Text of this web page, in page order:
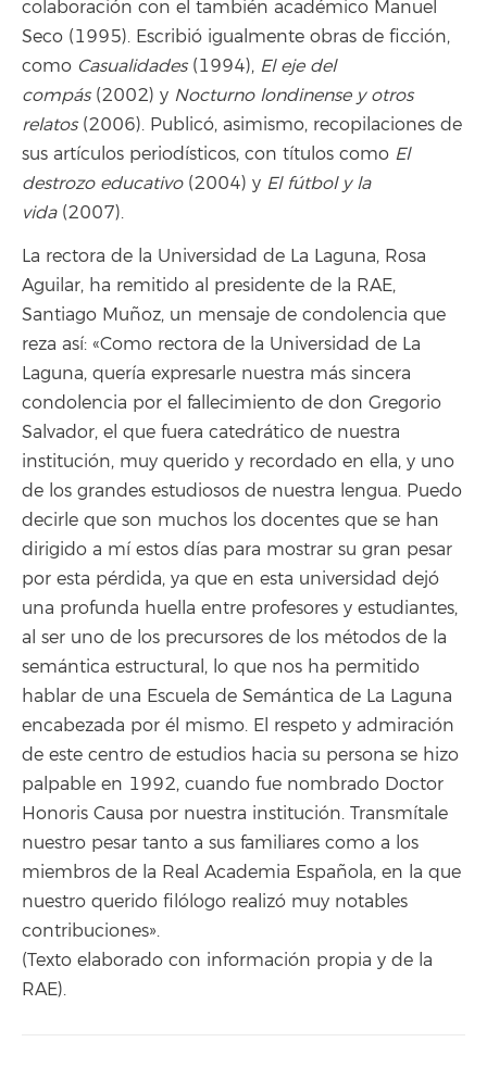
colaboración con el también académico Manuel
Seco (1995). Escribió igualmente obras de ficción,
como Casualidades(1994), El eje del
compás(2002) y Nocturno londinense y otros
relatos (2006). Publicó, asimismo, recopilaciones de
sus artículos periodísticos, con títulos como El
destrozo educativo(2004) y El fútbol y la
vida (2007).
La rectora de la Universidad de La Laguna, Rosa
Aguilar, ha remitido al presidente de la RAE,
Santiago Muñoz, un mensaje de condolencia que
reza así: «Como rectora de la Universidad de La
Laguna, quería expresarle nuestra más sincera
condolencia por el fallecimiento de don Gregorio
Salvador, el que fuera catedrático de nuestra
institución, muy querido y recordado en ella, y uno
de los grandes estudiosos de nuestra lengua. Puedo
decirle que son muchos los docentes que se han
dirigido a mí estos días para mostrar su gran pesar
por esta pérdida, ya que en esta universidad dejó
una profunda huella entre profesores y estudiantes,
al ser uno de los precursores de los métodos de la
semántica estructural, lo que nos ha permitido
hablar de una Escuela de Semántica de La Laguna
encabezada por él mismo. El respeto y admiración
de este centro de estudios hacia su persona se hizo
palpable en 1992, cuando fue nombrado Doctor
Honoris Causa por nuestra institución. Transmítale
nuestro pesar tanto a sus familiares como a los
miembros de la Real Academia Española, en la que
nuestro querido filólogo realizó muy notables
contribuciones».
(Texto elaborado con información propia y de la
RAE).